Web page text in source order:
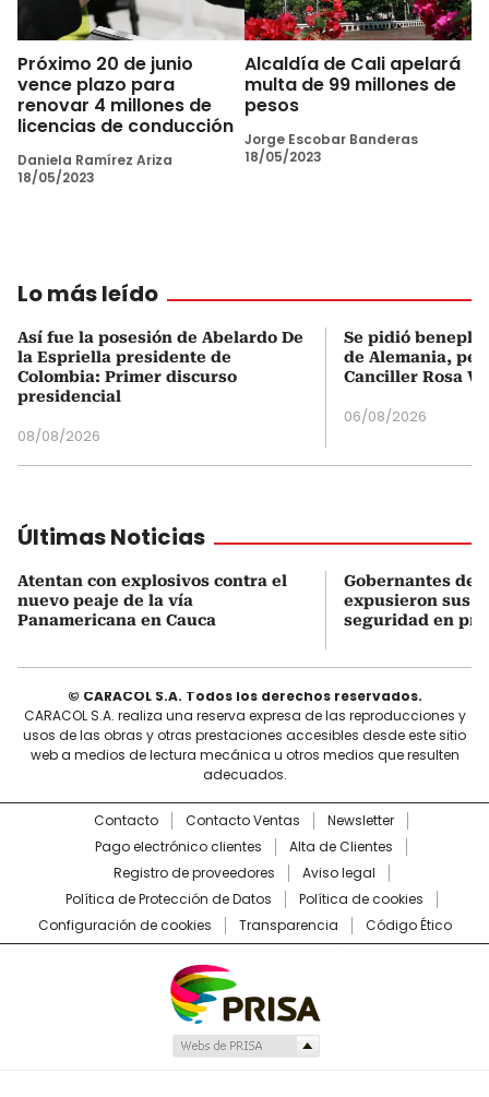
Próximo 20 de junio
vence plazo para
renovar 4 millones de
licencias de conducción
Daniela Ramírez Ariza
18/05/2023
Alcaldía de Cali apelará
multa de 99 millones de
pesos
Jorge Escobar Banderas
18/05/2023
Lo más leído
Así fue la posesión de Abelardo De
la Espriella presidente de
Colombia: Primer discurso
presidencial
08/08/2026
Se pidió
de Alemania,
Canciller Rosa
06/08/2026
Últimas Noticias
Atentan con explosivos contra el
nuevo peaje de la vía
Panamericana en Cauca
Gobernantes del
expusieron sus
seguridad en
© CARACOL S.A. Todos los derechos reservados.
CARACOL S.A. realiza una reserva expresa de las reproducciones y
usos de las obras y otras prestaciones accesibles desde este sitio
web a medios de lectura mecánica u otros medios que resulten
adecuados.
Contacto Contacto Ventas
Newsletter
Pago electrónico clientes
Alta de Clientes
Registro de proveedores
Aviso legal
Política de Protección de Datos
Política de cookies
Configuración de cookies
Transparencia Código Ético